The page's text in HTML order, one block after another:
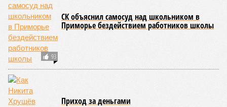
следующими отсюда лесными пожарами. Тут в группе
риска запад США, юг Европы, Австралия, Ближний Восток,
а также некоторые районы Бразилии и Африки к югу от
Сахары. Леса начинают гореть всё чаще и чаще,
достаточно посмотреть общемировую статистику; сотни
тысяч людей остаются без крова, десятки тысяч – гибнут.
Но проблема не только в этом. Проблема ещё и в том, что
огонь уничтожает лесную экосистему, сельское хозяйство
и кропотливо созданную человеком инфраструктуру.
Учитывая то, что пожары начинают становиться чуть ли не